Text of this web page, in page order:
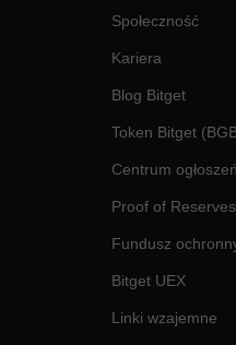
Społeczność
Kariera
Blog Bitget
Token Bitget
Centrum ogłoszeń
Proof of Reserves
Fundusz
Bitget UEX
Linki wzajemne